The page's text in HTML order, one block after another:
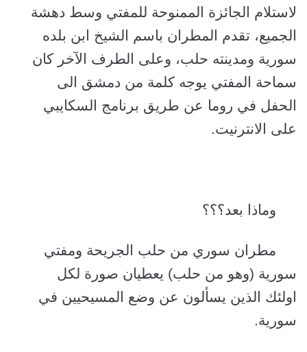
لاستلام الجائزة الممنوحة للمفتي وسط دهشة
الجميع، تقدم المطران باسم الشيخ ابن بلده
سورية ومدينته حلب، وعلى الطرف الآخر كان
سماحة المفتي يوجه كلمة من دمشق الى
الحفل في روما عن طريق برنامج السكايبي
على الانترنيت.
وماذا بعد؟؟؟
مطران سوري من حلب الجريحة ومفتي
سورية (وهو من حلب) يعطيان صورة لكل
اولئك الذين يسألون عن وضع المسيحيين في
سورية.